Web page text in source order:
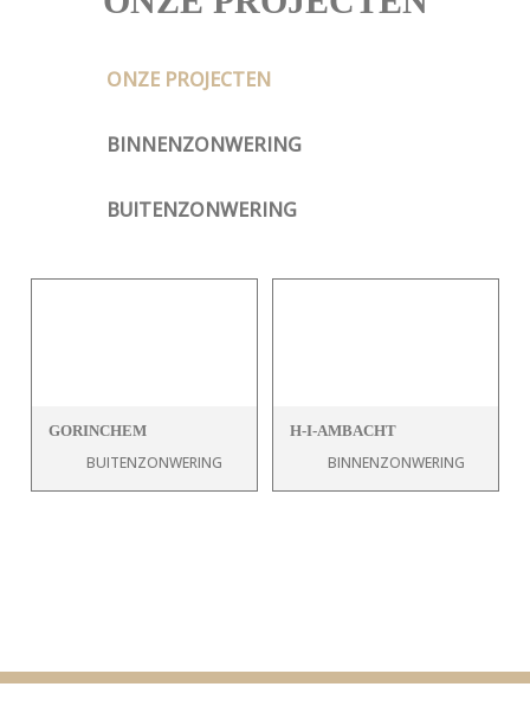
ONZE PROJECTEN
BINNENZONWERING
BUITENZONWERING
GORINCHEM
BUITENZONWERING
H-I-AMBACHT
BINNENZONWERING